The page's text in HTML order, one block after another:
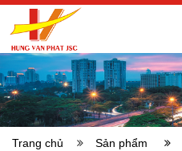
Trang chủ Sản phẩm